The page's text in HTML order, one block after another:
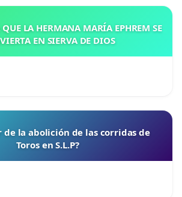
LA HERMANA MARÍA EPHREM SE
EN SIERVA DE DIOS
de la abolición de las corridas de
Toros en S.L.P?